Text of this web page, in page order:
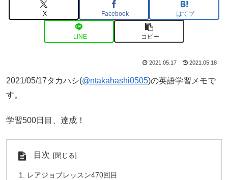
X Facebook はてブ
LINE コピー
2021.05.17 2021.05.18
2021/05/17タカハシ(@ntakahashi0505)の英語学習メモで
す。
学習500日目、達成！
目次
レアジョブレッスン470回目